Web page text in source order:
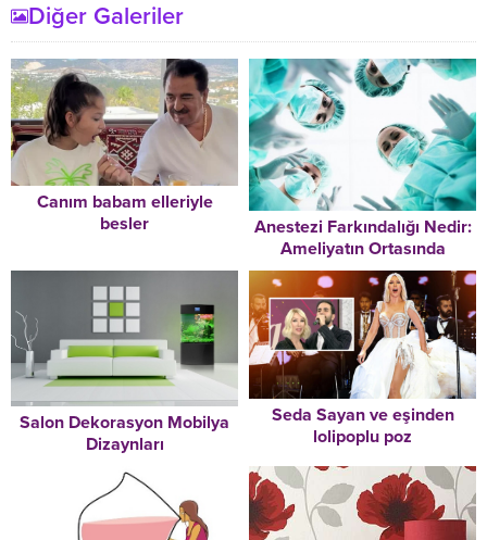
Diğer Galeriler
Canım babam elleriyle
besler
Anestezi Farkındalığı Nedir:
Ameliyatın Ortasında
Uyuşturucunun Etkisinden
Çıkıp Dehşetle Uyananlar!
Salon Dekorasyon Mobilya
Dizaynları
Seda Sayan ve eşinden
lolipoplu poz